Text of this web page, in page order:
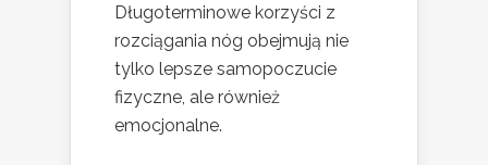
Długoterminowe korzyści z
rozciągania nóg obejmują nie
tylko lepsze samopoczucie
fizyczne, ale również
emocjonalne.